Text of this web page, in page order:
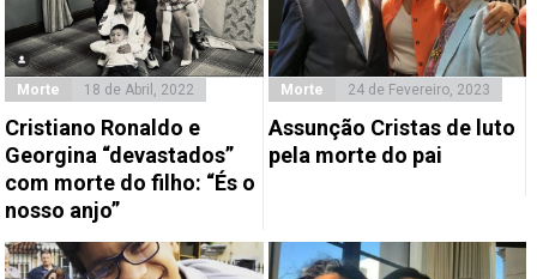
Morte 18 de Abril, 2022
Cristiano Ronaldo e
Georgina “devastados”
com morte do filho: “És o
nosso anjo”
Morte 24 de Fevereiro, 2023
Assunção Cristas de luto
pela morte do pai